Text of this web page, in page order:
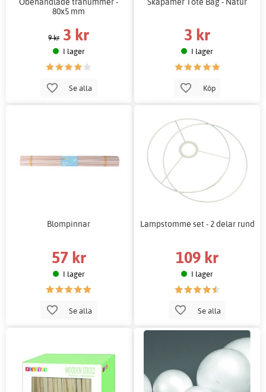
80x5 mm
9 kr 3 kr
I lager
Se alla
3 kr
I lager
Köp
Blompinnar
57 kr
I lager
Se alla
Lampstomme set - 2 delar rund
109 kr
I lager
Se alla